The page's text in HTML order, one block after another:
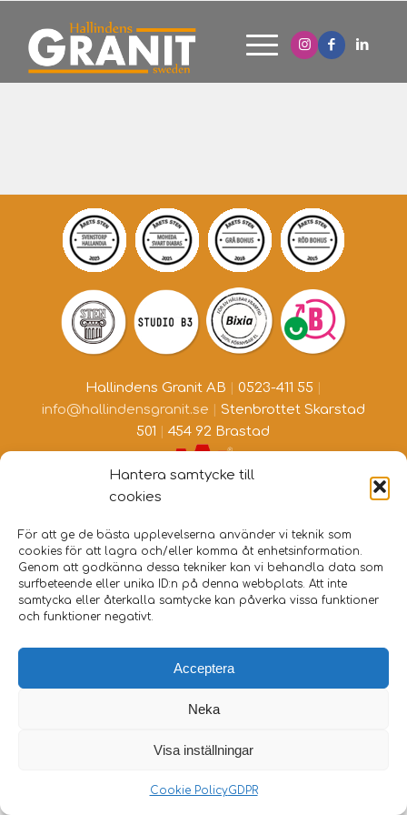
Hantera samtycke till
cookies
För att ge de bästa upplevelserna använder vi teknik som
cookies för att lagra och/eller komma åt enhetsinformation.
Genom att godkänna dessa tekniker kan vi behandla data som
surfbeteende eller unika ID:n på denna webbplats. Att inte
samtycka eller återkalla samtycke kan påverka vissa funktioner
och funktioner negativt.
Acceptera
Neka
Visa inställningar
Cookie PolicyGDPR
Hallindens Granit AB 0523-411 55|
info@hallindensgranit.se
Stenbrottet Skarstad
501 |454 92 Brastad